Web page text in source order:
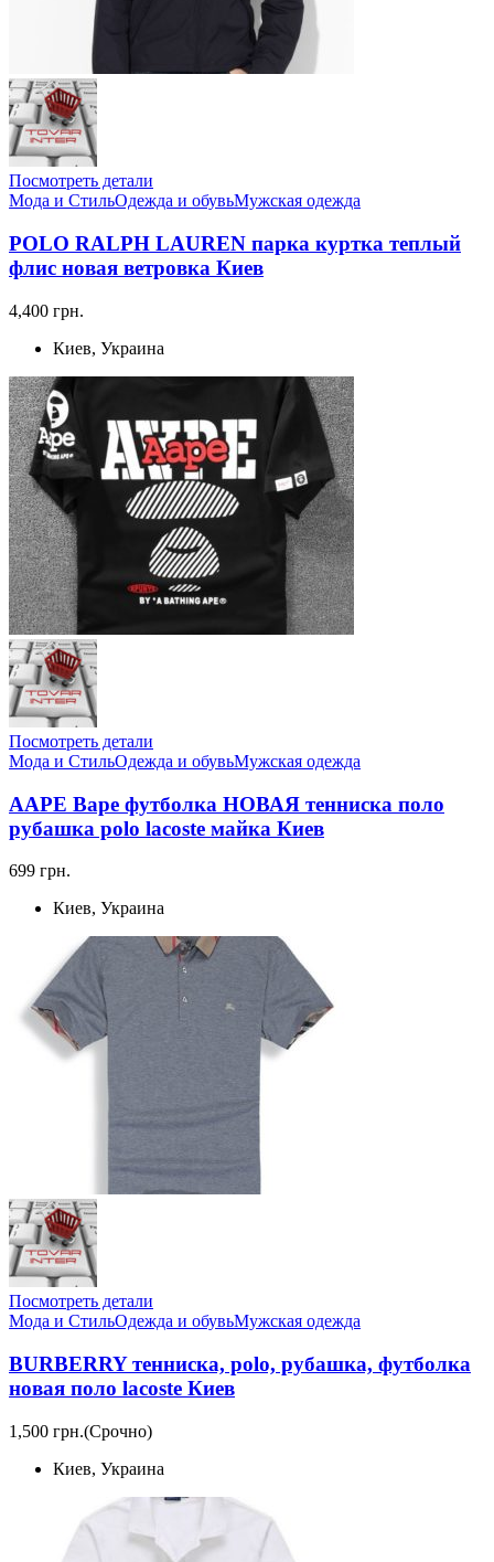
Посмотреть детали
Мода и СтильОдежда и обувьМужская одежда
POLO RALPH LAUREN парка куртка теплый
флис новая ветровка Киев
4,400 грн.
Киев, Украина
Посмотреть детали
Мода и СтильОдежда и обувьМужская одежда
AAPE Bape футболка НОВАЯ тенниска поло
рубашка polo lacoste майка Киев
699 грн.
Киев, Украина
Посмотреть детали
Мода и СтильОдежда и обувьМужская одежда
BURBERRY тенниска, polo, рубашка, футболка
новая поло lacoste Киев
1,500 грн.(Срочно)
Киев, Украина